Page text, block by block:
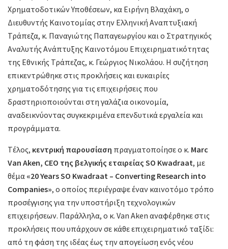
Χρηματοδοτικών Υποθέσεων, κα Ειρήνη Βλαχάκη, ο
Διευθυντής Καινοτομίας στην Ελληνική Αναπτυξιακή
Τράπεζα, κ. Παναγιώτης Παπαγεωργίου και ο Στρατηγικός
Αναλυτής Ανάπτυξης Καινοτόμου Επιχειρηματικότητας
της Εθνικής Τράπεζας, κ. Γεώργιος Νικολάου. Η συζήτηση
επικεντρώθηκε στις προκλήσεις και ευκαιρίες
χρηματοδότησης για τις επιχειρήσεις που
δραστηριοποιούνται στη γαλάζια οικονομία,
αναδεικνύοντας συγκεκριμένα επενδυτικά εργαλεία και
προγράμματα.
Tέλος, κεντρική παρουσίαση πραγματοποίησε ο κ. Marc
Van Aken, CEO της βελγικής εταιρείας SO Kwadraat, με
θέμα «20 Years SO Kwadraat – Converting Research into
Companies», ο οποίος περιέγραψε έναν καινοτόμο τρόπο
προσέγγισης για την υποστήριξη τεχνολογικών
επιχειρήσεων. Παράλληλα, ο κ. Van Aken αναφέρθηκε στις
προκλήσεις που υπάρχουν σε κάθε επιχειρηματικό ταξίδι:
από τη φάση της ιδέας έως την απογείωση ενός νέου